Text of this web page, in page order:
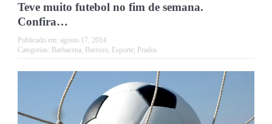
Teve muito futebol no fim de semana.
Confira…
Publicado em: agosto 17, 2014
Categorias: Barbacena, Barroso, Esporte, Prados